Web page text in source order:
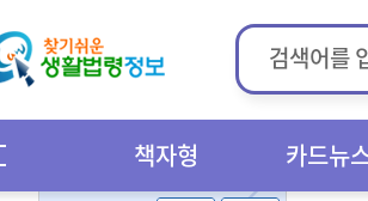
책자형 카드뉴